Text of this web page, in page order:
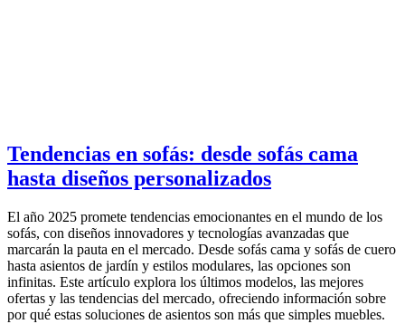
Tendencias en sofás: desde sofás cama
hasta diseños personalizados
El año 2025 promete tendencias emocionantes en el mundo de los
sofás, con diseños innovadores y tecnologías avanzadas que
marcarán la pauta en el mercado. Desde sofás cama y sofás de cuero
hasta asientos de jardín y estilos modulares, las opciones son
infinitas. Este artículo explora los últimos modelos, las mejores
ofertas y las tendencias del mercado, ofreciendo información sobre
por qué estas soluciones de asientos son más que simples muebles.